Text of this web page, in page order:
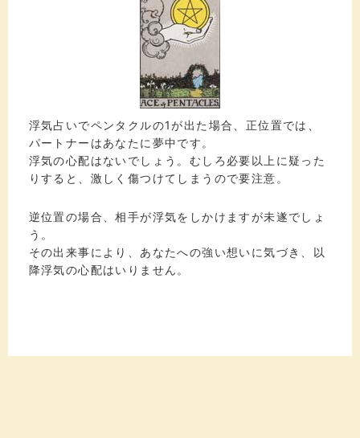
浮気占いでペンタクルの1が出た場合、正位置では、
パートナーはあなたに夢中です。
浮気の心配はないでしょう。むしろ必要以上に疑った
りすると、激しく傷つけてしまうので要注意。
逆位置の場合、相手が浮気をしかけますが未遂でしょ
う。
その出来事により、あなたへの強い想いに気づき、以
降浮気の心配はいりません。